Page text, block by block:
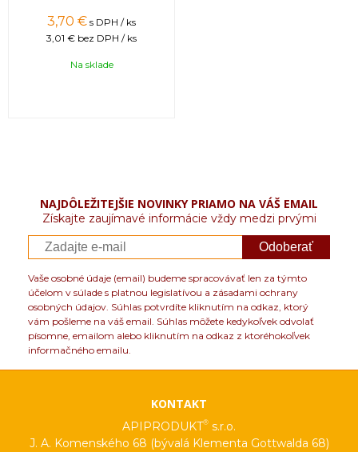
3,70 € s DPH / ks
3,01 € bez DPH / ks
Na sklade
NAJDÔLEŽITEJŠIE NOVINKY PRIAMO NA VÁŠ EMAIL
Získajte zaujímavé informácie vždy medzi prvými
Odoberať
Vaše osobné údaje (email) budeme spracovávať len za týmto
účelom v súlade s platnou legislatívou a zásadami ochrany
osobných údajov. Súhlas potvrdíte kliknutím na odkaz, ktorý
vám pošleme na váš email. Súhlas môžete kedykoľvek odvolať
písomne, emailom alebo kliknutím na odkaz z ktoréhokoľvek
informačného emailu.
KONTAKT
APIPRODUKT® s.r.o.
J. A. Komenského 68 (bývalá Klementa Gottwalda 68)